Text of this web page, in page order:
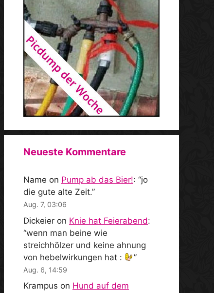
Neueste Kommentare
Name on Pump ab das Bier!: “jo
die gute alte Zeit.”
Aug. 7, 03:06
Dickeier on Knie hat Feierabend:
“wenn man beine wie
streichhölzer und keine ahnung
von hebelwirkungen hat :
”
Aug. 6, 14:59
Krampus on Hund auf dem